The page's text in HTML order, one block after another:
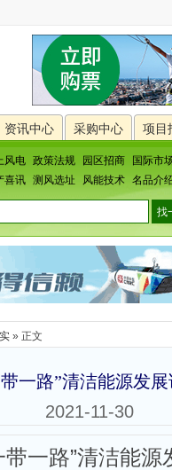
资讯中心 采购中心 项目
风电 政策法规 园区招商
国际市
喜讯 测风选址 风能技术 名品介
» 正文
一路”清洁能源发
2021-11-30
带一路”清洁能